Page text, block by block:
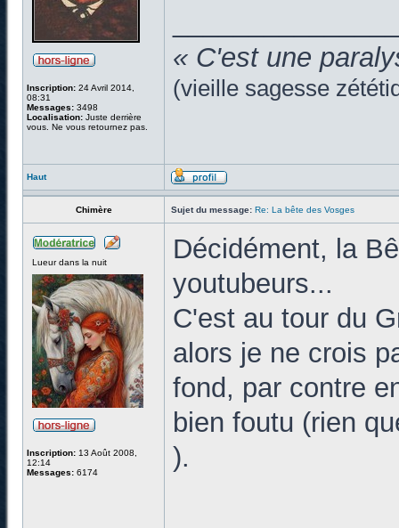
Inscription: 24 Avril 2014,
08:31
Messages: 3498
Localisation: Juste derrière
vous. Ne vous retournez pas.
« C'est une
(vieille sagesse
Haut
Chimère Sujet du message: Re: La bête des Vosges
Lueur dans la nuit
Inscription: 13 Août 2008,
12:14
Messages: 6174
Décidément, la
youtubeurs...
C'est au tour du
alors je ne crois
fond, par contre
bien foutu (rien
).